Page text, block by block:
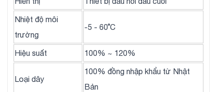
Nhiệt độ môi
trường
-5 - 60˚C
Hiệu suất 100% ~ 120%
Loại dây
100% đồng nhập khẩu từ Nhật
Bản